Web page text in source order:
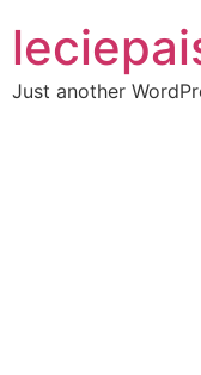
Just another